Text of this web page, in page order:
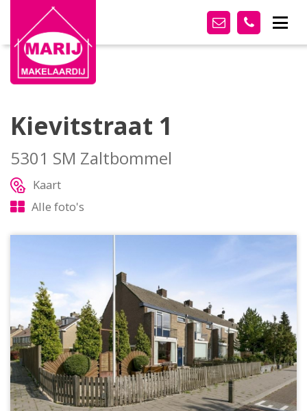
Kievitstraat 1
5301 SM Zaltbommel
Kaart
Alle foto's